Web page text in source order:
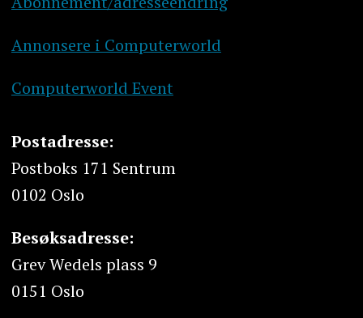
Annonsere i Computerworld
Computerworld Event
Postadresse:
Postboks 171 Sentrum
0102 Oslo
Besøksadresse:
Grev Wedels plass 9
0151 Oslo